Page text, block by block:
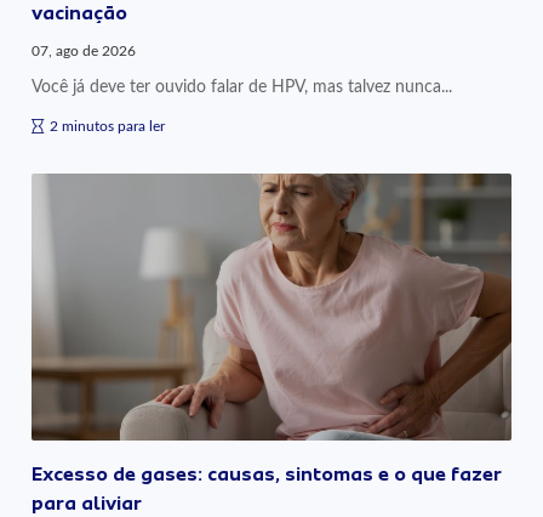
vacinação
07, ago de 2026
Você já deve ter ouvido falar de HPV, mas talvez nunca...
2 minutos para ler
Excesso de gases: causas, sintomas e o que fazer
para aliviar